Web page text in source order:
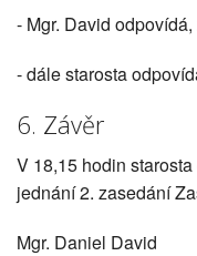
- Mgr. David
- dále starosta
6. Závěr
V 18,15 hodin
jednání 2. zasedání
Mgr. Daniel David